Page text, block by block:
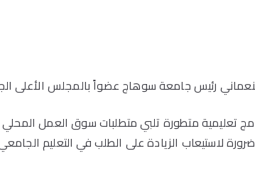
النعماني رئيس جامعة سوهاج عضواً بالمجلس الأعلى
تعليمية متطورة تلبي متطلبات سوق العمل
لاستيعاب الزيادة على الطلب في التعليم